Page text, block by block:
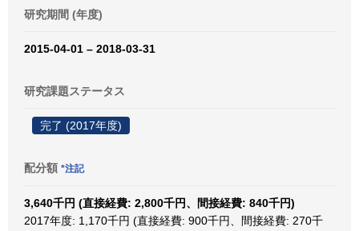
研究期間 (年度)
2015-04-01 – 2018-03-31
研究課題ステータス
完了 (2017年度)
配分額 *注記
3,640千円 (直接経費: 2,800千円、間接経費: 840千円)
2017年度: 1,170千円 (直接経費: 900千円、間接経費: 270千